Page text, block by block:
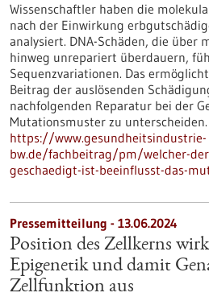
Wissenschaftler haben die
nach der Einwirkung
analysiert. DNA-Schäden, die über
hinweg unrepariert überdauern,
Sequenzvariationen. Das
Beitrag der auslösenden
nachfolgenden Reparatur bei der
Mutationsmuster zu unterscheiden.
https://www.gesundheitsindustrie-
bw.de/fachbeitrag/pm/welcher-
geschaedigt-ist-beeinflusst-das-
Pressemitteilung - 13.06.2024
Position des Zellkerns
Epigenetik und damit
Zellfunktion aus